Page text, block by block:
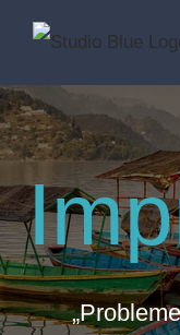
Zum
springen